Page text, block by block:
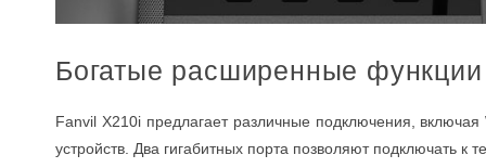
Богатые расширенные функции
Fanvil X210i предлагает различные подключения,
устройств. Два гигабитных порта позволяют подключать